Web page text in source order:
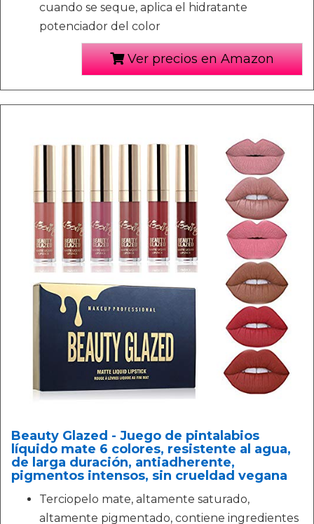
cuando se seque, aplica el hidratante
potenciador del color
Ver precios en Amazon
Beauty Glazed - Juego de pintalabios
líquido mate 6 colores, resistente al agua,
de larga duración, antiadherente,
pigmentos intensos, sin crueldad vegana
Terciopelo mate, altamente saturado,
altamente pigmentado, contiene ingredientes